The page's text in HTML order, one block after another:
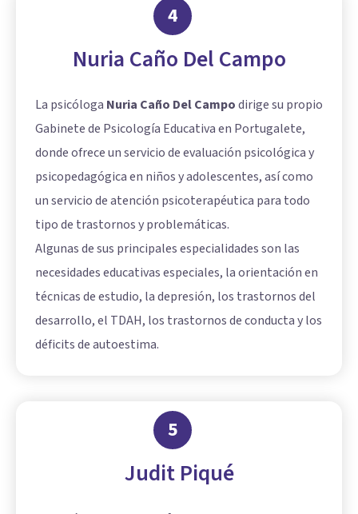
4
Nuria Caño Del Campo
La psicóloga Nuria Caño Del Campodirige su propio
Gabinete de Psicología Educativa en Portugalete,
donde ofrece un servicio de evaluación psicológica y
psicopedagógica en niños y adolescentes, así como
un servicio de atención psicoterapéutica para todo
tipo de trastornos y problemáticas.
Algunas de sus principales especialidades son las
necesidades educativas especiales, la orientación en
técnicas de estudio, la depresión, los trastornos del
desarrollo, el TDAH, los trastornos de conducta y los
déficits de autoestima.
5
Judit Piqué